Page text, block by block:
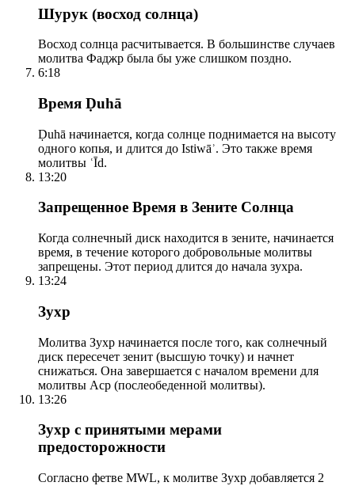
Шурук (восход солнца)
Восход солнца расчитывается. В большинстве случаев
молитва Фаджр была бы уже слишком поздно.
6:18
Время Ḍuhā
Ḍuhā начинается, когда солнце поднимается на высоту
одного копья, и длится до Istiwāʾ. Это также время
молитвы ʿĪd.
13:20
Запрещенное Время в Зените Солнца
Когда солнечный диск находится в зените, начинается
время, в течение которого добровольные молитвы
запрещены. Этот период длится до начала зухра.
13:24
Зухр
Молитва Зухр начинается после того, как солнечный
диск пересечет зенит (высшую точку) и начнет
снижаться. Она завершается с началом времени для
молитвы Аср (послеобеденной молитвы).
13:26
Зухр с принятыми мерами
предосторожности
Согласно фетве MWL, к молитве Зухр добавляется 2